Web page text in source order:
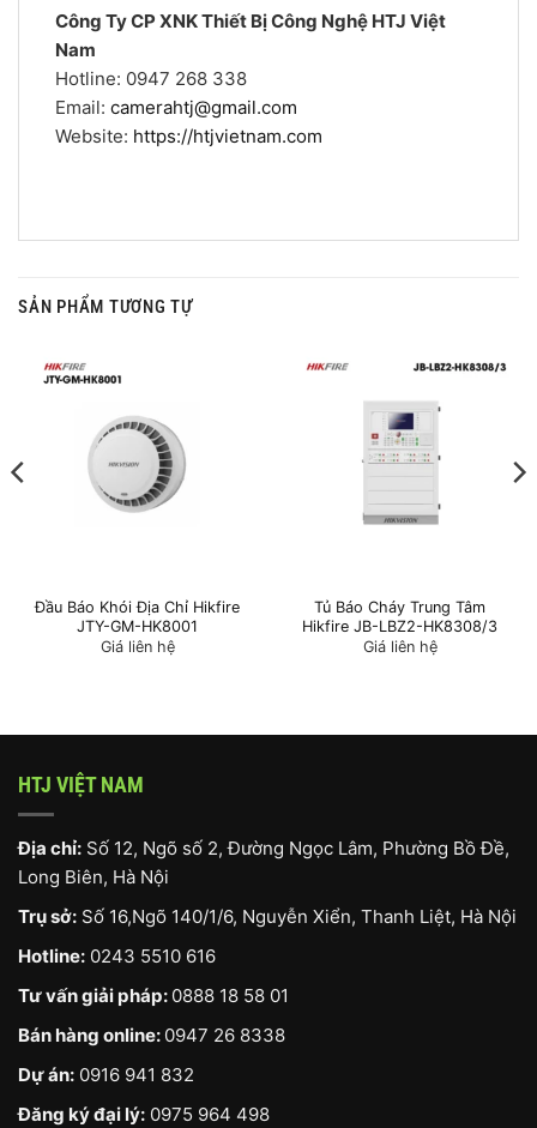
Công Ty CP XNK Thiết Bị Công Nghệ HTJ Việt
Nam
Hotline: 0947 268 338
Email: camerahtj@gmail.com
Website: https://htjvietnam.com
SẢN PHẨM TƯƠNG TỰ
Đầu Báo Khói Địa Chỉ Hikfire
JTY-GM-HK8001
Giá liên hệ
Tủ Báo Cháy Trung Tâm
Hikfire JB-LBZ2-HK8308/3
Giá liên hệ
HTJ VIỆT NAM
Địa chỉ: Số 12, Ngõ số 2, Đường Ngọc Lâm, Phường Bồ Đề,
Long Biên, Hà Nội
Trụ sở: Số 16,Ngõ 140/1/6, Nguyễn Xiển, Thanh Liệt, Hà Nội
Hotline: 0243 5510 616
Tư vấn giải pháp: 0888 18 58 01
Bán hàng online: 0947 26 8338
Dự án: 0916 941 832
Đăng ký đại lý: 0975 964 498